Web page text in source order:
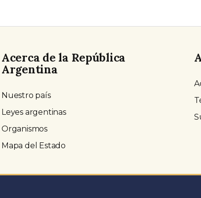
Acerca de la República
Argentina
Nuestro país
Leyes argentinas
Organismos
Mapa del Estado